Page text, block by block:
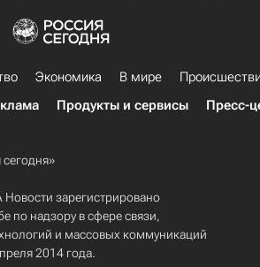
Экономика В мире
Продукты и сервисы Пресс-
зарегистрировано
по надзору в сфере связи,
и массовых коммуникаций
2014 года.